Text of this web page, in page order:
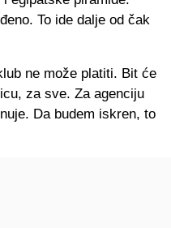
To ide dalje od čak
ne može platiti. Bit će
za sve. Za agenciju
Da budem iskren, to